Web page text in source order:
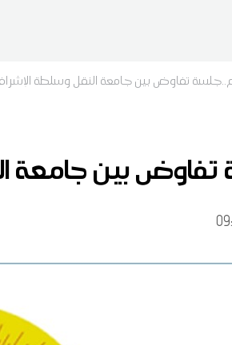
تفاوض بين جامعة النقل وسلطة
تفاوض بين جامعة